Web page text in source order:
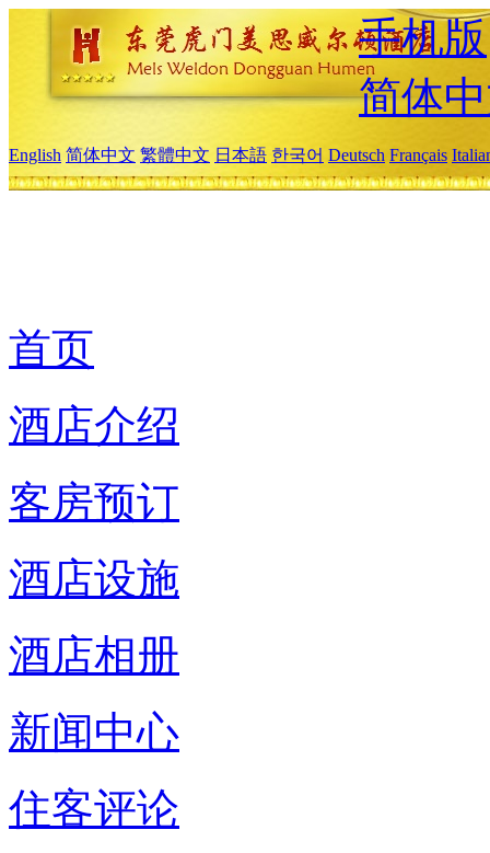
手机版
简体
English 简体中文 繁體中文 日本語 한국어 Deutsch Français
首页
酒店介绍
客房预订
酒店设施
酒店相册
新闻中心
住客评论